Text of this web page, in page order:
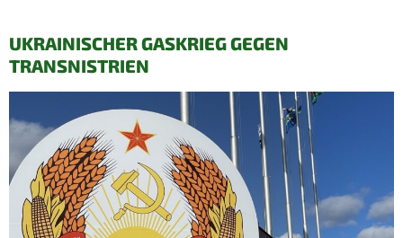
UKRAINISCHER GASKRIEG GEGEN
TRANSNISTRIEN